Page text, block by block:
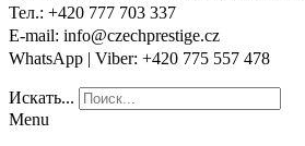
Тел.: +420 777 703 337
E-mail: info@czechprestige.cz
WhatsApp | Viber: +420 775 557 478
Искать...
Menu